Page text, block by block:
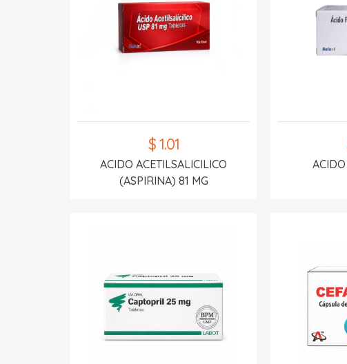
$ 1.01
ACIDO ACETILSALICILICO
(ASPIRINA) 81 MG